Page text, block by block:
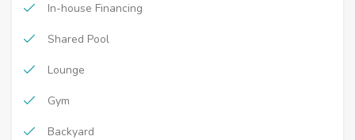
In-house Financing
Shared Pool
Lounge
Gym
Backyard